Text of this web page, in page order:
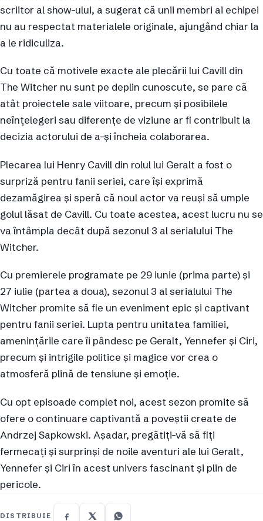
scriitor al show-ului, a sugerat că unii membri ai echipei
nu au respectat materialele originale, ajungând chiar la
a le ridiculiza.
Cu toate că motivele exacte ale plecării lui Cavill din
The Witcher nu sunt pe deplin cunoscute, se pare că
atât proiectele sale viitoare, precum și posibilele
neînțelegeri sau diferențe de viziune ar fi contribuit la
decizia actorului de a-și încheia colaborarea.
Plecarea lui Henry Cavill din rolul lui Geralt a fost o
surpriză pentru fanii seriei, care își exprimă
dezamăgirea și speră că noul actor va reuși să umple
golul lăsat de Cavill. Cu toate acestea, acest lucru nu se
va întâmpla decât după sezonul 3 al serialului The
Witcher.
Cu premierele programate pe 29 iunie (prima parte) și
27 iulie (partea a doua), sezonul 3 al serialului The
Witcher promite să fie un eveniment epic și captivant
pentru fanii seriei. Lupta pentru unitatea familiei,
amenințările care îi pândesc pe Geralt, Yennefer și Ciri,
precum și intrigile politice și magice vor crea o
atmosferă plină de tensiune și emoție.
Cu opt episoade complet noi, acest sezon promite să
ofere o continuare captivantă a poveștii create de
Andrzej Sapkowski. Așadar, pregătiți-vă să fiți
fermecați și surprinși de noile aventuri ale lui Geralt,
Yennefer și Ciri în acest univers fascinant și plin de
pericole.
DISTRIBUIE